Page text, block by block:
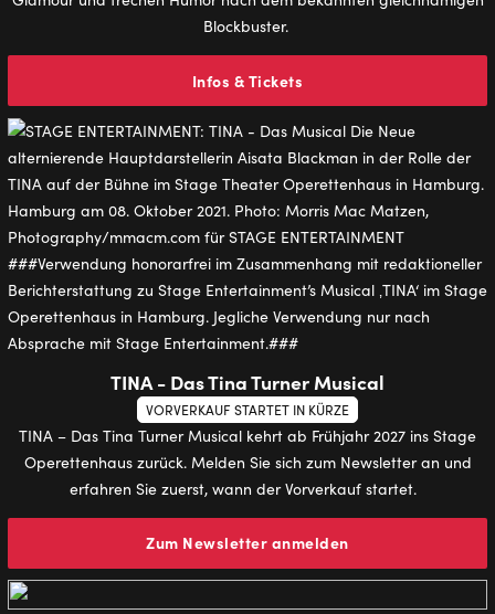
Blockbuster.
Infos & Tickets
TINA - Das Tina Turner Musical
VORVERKAUF STARTET IN KÜRZE
TINA – Das Tina Turner Musical kehrt ab Frühjahr 2027 ins Stage
Operettenhaus zurück. Melden Sie sich zum Newsletter an und
erfahren Sie zuerst, wann der Vorverkauf startet.
Zum Newsletter anmelden